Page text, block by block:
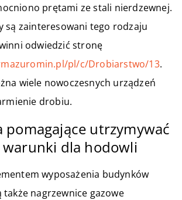
prętami ze stali nierdzewnej.
są zainteresowani tego rodzaju
odwiedzić stronę
pl/c/Drobiarstwo/13.
wiele nowoczesnych urządzeń
drobiu.
pomagające utrzymywać
dla hodowli
wyposażenia budynków
nagrzewnice gazowe